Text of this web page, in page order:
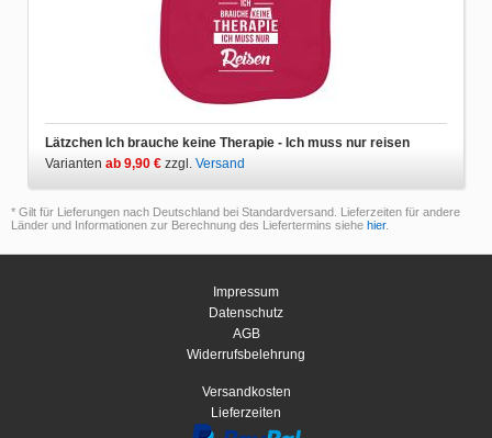
Lätzchen Ich brauche keine Therapie - Ich muss nur reisen
Varianten ab 9,90 € zzgl. Versand
* Gilt für Lieferungen nach Deutschland bei Standardversand. Lieferzeiten für andere
Länder und Informationen zur Berechnung des Liefertermins siehe hier.
Impressum
Datenschutz
AGB
Widerrufsbelehrung
Versandkosten
Lieferzeiten